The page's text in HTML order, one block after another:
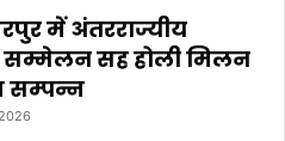
में अंतरराज्यीय
सम्मेलन सह होली मिलन
सम्पन्न